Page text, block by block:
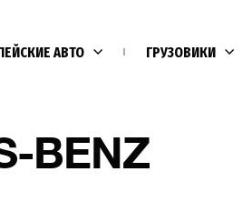
АВТО ГРУЗОВИКИ
BENZ